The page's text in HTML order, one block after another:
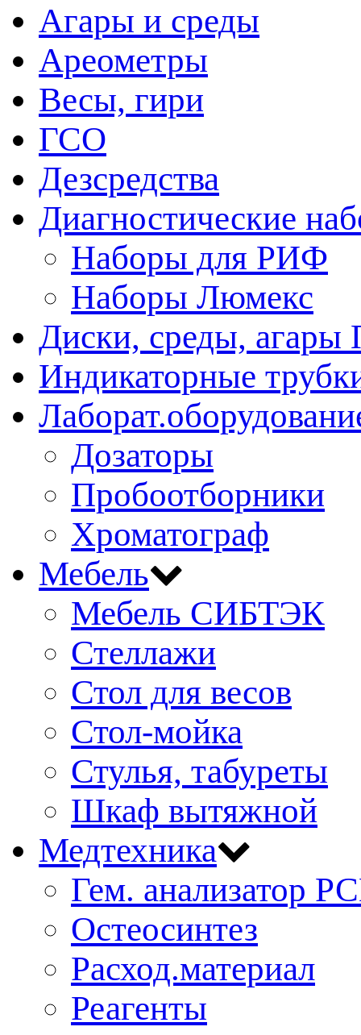
Агары и среды
Ареометры
Весы, гири
ГСО
Дезсредства
Диагностические
Наборы для РИФ
Наборы Люмекс
Диски, среды, агары
Индикаторные
Дозаторы
Пробоотборники
Хроматограф
Мебель
Мебель СИБТЭК
Стеллажи
Стол для весов
Стол-мойка
Стулья, табуреты
Шкаф вытяжной
Медтехника
Гем. анализатор
Остеосинтез
Расход.материал
Реагенты